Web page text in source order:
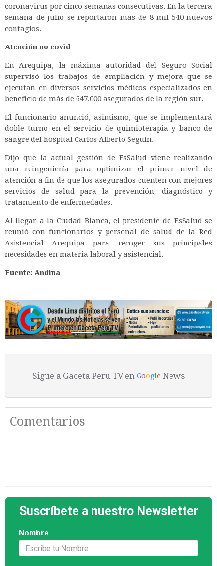
coronavirus por cinco semanas consecutivas. En la tercera
semana de julio se reportaron más de 8 mil 540 nuevos
contagios.
Atención no covid
En Arequipa, la máxima autoridad del Seguro Social
supervisó los trabajos de ampliación y mejora que se
ejecutan en diversos servicios médicos especializados en
beneficio de más de 647,000 asegurados de la región sur.
El funcionario anunció, asimismo, que se implementará
doble turno en el servicio de quimioterapia y banco de
sangre del hospital Carlos Alberto Seguín.
Dijo que la actual gestión de EsSalud viene realizando
una reingeniería para optimizar el primer nivel de
atención a fin de que los asegurados cuenten con mejores
servicios de salud para la prevención, diagnóstico y
tratamiento de enfermedades.
Al llegar a la Ciudad Blanca, el presidente de EsSalud se
reunió con funcionarios y personal de salud de la Red
Asistencial Arequipa para recoger sus principales
necesidades en materia laboral y asistencial.
Fuente: Andina
Sigue a Gaceta Peru TV en Google News
Comentarios
Suscríbete a nuestro Newsletter
Nombre